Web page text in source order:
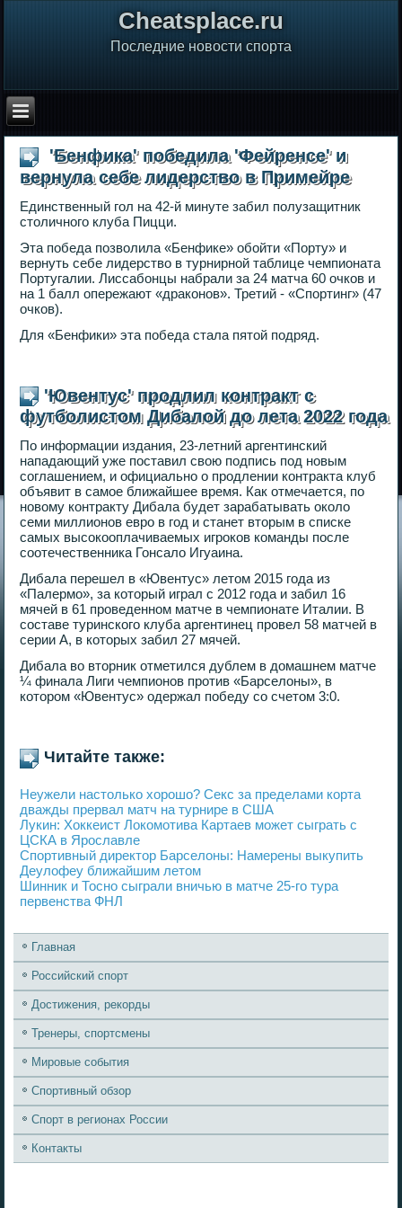
Сheatsplace.ru
Последние новости спорта
'Бенфика' победила 'Фейренсе' и
вернула себе лидерство в Примейре
Единственный гол на 42-й минуте забил полузащитник
столичного клуба Пицци.
Эта победа позволила «Бенфике» обойти «Порту» и
вернуть себе лидерство в турнирной таблице чемпионата
Португалии. Лиссабонцы набрали за 24 матча 60 очков и
на 1 балл опережают «драконов». Третий - «Спортинг» (47
очков).
Для «Бенфики» эта победа стала пятой подряд.
'Ювентус' продлил контракт с
футболистом Дибалой до лета 2022 года
По информации издания, 23-летний аргентинский
нападающий уже поставил свою подпись под новым
соглашением, и официально о продлении контракта клуб
объявит в самое ближайшее время. Как отмечается, по
новому контракту Дибала будет зарабатывать около
семи миллионов евро в год и станет вторым в списке
самых высокооплачиваемых игроков команды после
соотечественника Гонсало Игуаина.
Дибала перешел в «Ювентус» летом 2015 года из
«Палермо», за который играл с 2012 года и забил 16
мячей в 61 проведенном матче в чемпионате Италии. В
составе туринского клуба аргентинец провел 58 матчей в
серии А, в которых забил 27 мячей.
Дибала во вторник отметился дублем в домашнем матче
¼ финала Лиги чемпионов против «Барселоны», в
котором «Ювентус» одержал победу со счетом 3:0.
Читайте также:
Неужели настолько хорошо? Секс за пределами корта
дважды прервал матч на турнире в США
Лукин: Хоккеист Локомотива Картаев может сыграть с
ЦСКА в Ярославле
Спортивный директор Барселоны: Намерены выкупить
Деулофеу ближайшим летом
Шинник и Тосно сыграли вничью в матче 25-го тура
первенства ФНЛ
Главная
Российский спорт
Достижения, рекорды
Тренеры, спортсмены
Мировые события
Спортивный обзор
Спорт в регионах России
Контакты